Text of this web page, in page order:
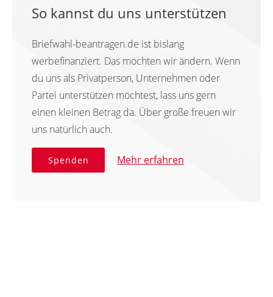
So kannst du uns unterstützen
Briefwahl-beantragen.de ist bislang
werbefinanziert. Das möchten wir ändern. Wenn
du uns als Privatperson, Unternehmen oder
Partei unterstützen möchtest, lass uns gern
einen kleinen Betrag da. Über große freuen wir
uns natürlich auch.
Spenden Mehr erfahren